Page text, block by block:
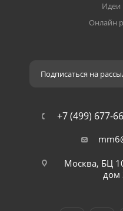
Идеи
Онлайн
Подписаться на
+7 (499) 677-
Москва, БЦ
дом